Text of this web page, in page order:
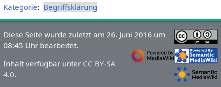
Kategorie: Begriffsklärung
Diese Seite wurde zuletzt am 26. Juni 2016 um
08:45 Uhr bearbeitet.
Inhalt verfügbar unter CC BY-SA
4.0.